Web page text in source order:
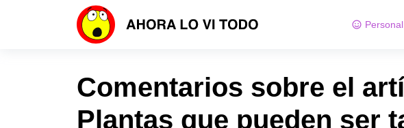
Personal
Comentarios sobre el
Plantas que pueden ser